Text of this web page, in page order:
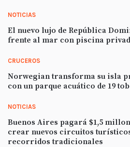
NOTICIAS
El nuevo lujo de República
frente al mar con piscina
CRUCEROS
Norwegian transforma su isla
con un parque acuático de 19
NOTICIAS
Buenos Aires pagará $1,5
crear nuevos circuitos
recorridos tradicionales